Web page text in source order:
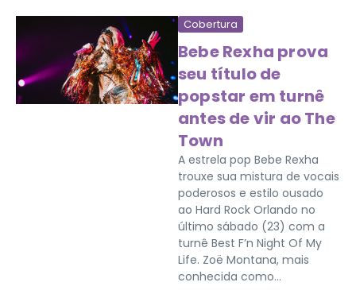
Cobertura
Bebe Rexha prova
seu título de
popstar em turnê
antes de vir ao The
Town
A estrela pop Bebe Rexha
trouxe sua mistura de vocais
poderosos e estilo ousado
ao Hard Rock Orlando no
último sábado (23) com a
turnê Best F’n Night Of My
Life. Zoë Montana, mais
conhecida como...